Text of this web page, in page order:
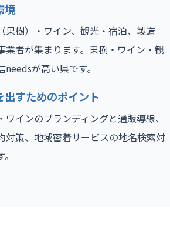
境
果樹）・ワイン、観光・宿泊、製造
業者が集まります。果樹・ワイン・観
が高い県です。
出すためのポイント
インのブランディングと通販導線、
対策、地域密着サービスの地名検索対